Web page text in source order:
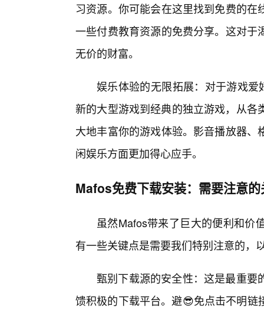
习资源。你可能会在这里找到免费的
一些付费教育资源的免费分享。这对
无价的财富。
娱乐体验的无限拓展：对于游戏
新的大型游戏到经典的独立游戏，从
大地丰富你的游戏体验。影音播放器
闲娱乐方面更加得心应手。
Mafos免费下载安装：需要注意的
虽然Mafos带来了巨大的便利和价
有一些关键点是需要我们特别注意的，
甄别下载源的安全性：这是最重要
馈积极的下载平台。避😎免点击不明